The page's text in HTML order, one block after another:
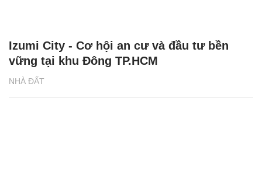
NHÀ ĐẤT
Izumi City - Cơ hội an cư và đầu tư bền
vững tại khu Đông TP.HCM